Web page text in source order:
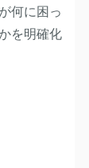
何に困っ
を明確化